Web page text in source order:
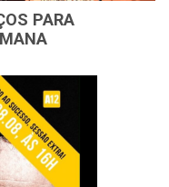
PARA